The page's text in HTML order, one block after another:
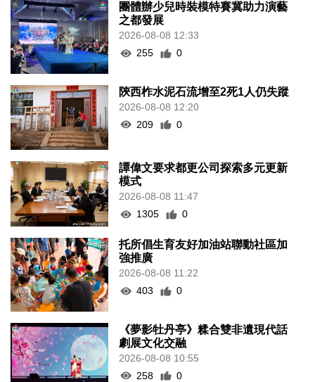
團體辦少兒時裝模特賽冀助力演藝
之都發展
2026-08-08 12:33
255
0
陝西柞水泥石流增至2死1人仍失蹤
2026-08-08 12:20
209
0
譚偉文要求都更公司探索多元更新
模式
2026-08-08 11:47
1305
0
托所倡生育友好加油站聯動社區加
強推廣
2026-08-08 11:22
403
0
《夢影牡丹亭》糅合雙非遺現代話
劇展文化交融
2026-08-08 10:55
258
0